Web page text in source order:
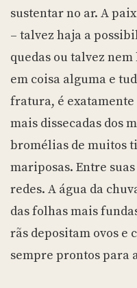
sustentar no ar. A
– talvez haja a
quedas ou talvez
em coisa alguma e
fratura, é
mais dissecadas dos
bromélias de muitos
mariposas. Entre
redes. A água da
das folhas mais
rãs depositam ovos e
sempre prontos para